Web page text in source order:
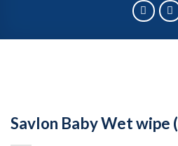
Savlon Baby Wet wipe